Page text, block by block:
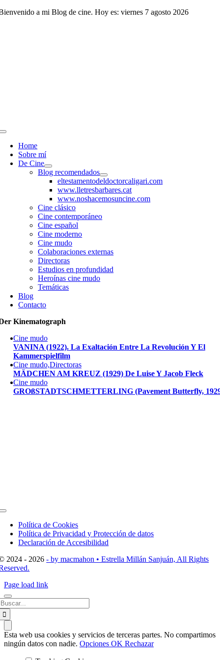
Saltar
a mi Blog de cine. Hoy es: viernes 7 agosto 2026
Toggle
NavigationHome
Sobre mí
De Cine
Blog recomendados
eltestamentodeldoctorcaligari.com
www.lletresbarbares.cat
www.noshacemosuncine.com
Cine clásico
Cine contemporáneo
Cine español
Cine moderno
Cine mudo
Colaboraciones externas
Directoras
Estudios en profundidad
Heroínas cine mudo
Temáticas
Blog
Contacto
Kinematograph
Cine mudo
VANINA (1922). La Exaltación Entre La Revolución Y El
Kammerspielfilm
Cine mudo,Directoras
MÄDCHEN AM KREUZ (1929) De Luise Y Jacob Fleck
Cine mudo
GROßSTADTSCHMETTERLING (Pavement Butterfly,
Toggle
NavigationPolítica de Cookies
Política de Privacidad y Protección de datos
Declaración de Accesibilidad
2024 - 2026- by macmahon • Estrella Millán Sanjuán, All Rights
Page load link
Esta web usa cookies y servicios de terceras partes. No compartimos
ningún datos con nadie. Opciones OK Rechazar